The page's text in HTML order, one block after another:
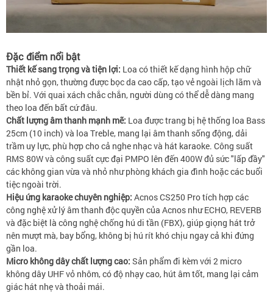
Đặc điểm nổi bật
Thiết kế sang trọng và tiện lợi: Loa có thiết kế dạng hình hộp chữ
nhật nhỏ gọn, thường được bọc da cao cấp, tạo vẻ ngoài lịch lãm và
bền bỉ. Với quai xách chắc chắn, người dùng có thể dễ dàng mang
theo loa đến bất cứ đâu.
Chất lượng âm thanh mạnh mẽ: Loa được trang bị hệ thống loa Bass
25cm (10 inch) và loa Treble, mang lại âm thanh sống động, dải
trầm uy lực, phù hợp cho cả nghe nhạc và hát karaoke. Công suất
RMS 80W và công suất cực đại PMPO lên đến 400W đủ sức "lấp đầy"
các không gian vừa và nhỏ như phòng khách gia đình hoặc các buổi
tiệc ngoài trời.
Hiệu ứng karaoke chuyên nghiệp: Acnos CS250 Pro tích hợp các
công nghệ xử lý âm thanh độc quyền của Acnos như ECHO, REVERB
và đặc biệt là công nghệ chống hú di tần (FBX), giúp giọng hát trở
nên mượt mà, bay bổng, không bị hú rít khó chịu ngay cả khi đứng
gần loa.
Micro không dây chất lượng cao: Sản phẩm đi kèm với 2 micro
không dây UHF vỏ nhôm, có độ nhạy cao, hút âm tốt, mang lại cảm
giác hát nhẹ và thoải mái.